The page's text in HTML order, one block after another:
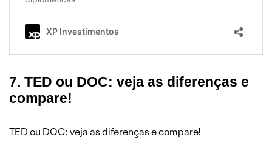
7. TED ou DOC: veja as diferenças e
compare!
TED ou DOC: veja as diferenças e compare!